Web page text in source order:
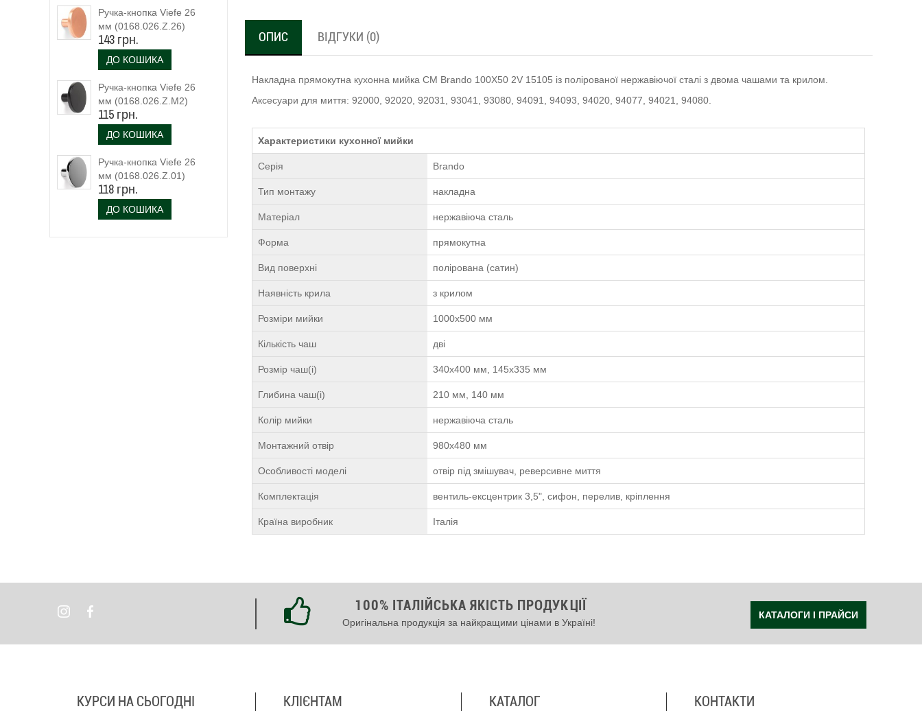
Ручка-кнопка Viefe 26
мм (0168.026.Z.26)
143 грн.
ДО КОШИКА
Ручка-кнопка Viefe 26
мм (0168.026.Z.M2)
чорний матовий
115 грн.
ДО КОШИКА
Ручка-кнопка Viefe 26
мм (0168.026.Z.01)
118 грн.
ДО КОШИКА
ОПИС ВІДГУКИ (0)
Накладна прямокутна кухонна мийка CM Brando 100Х50 2V 15105 із полірованої нержавіючої сталі з двома чашами та крилом.
Аксесуари для миття: 92000, 92020, 92031, 93041, 93080, 94091, 94093, 94020, 94077, 94021, 94080.
Характеристики кухонної мийки
Серія Brando
Тип монтажу накладна
Матеріал нержавіюча сталь
Форма прямокутна
Вид поверхні полірована (сатин)
Наявність крила з крилом
Розміри мийки 1000х500 мм
Кількість чаш дві
Розмір чаш(і) 340х400 мм, 145х335 мм
Глибина чаш(і) 210 мм, 140 мм
Колір мийки нержавіюча сталь
Монтажний отвір 980х480 мм
Особливості моделі отвір під змішувач, реверсивне миття
Комплектація вентиль-ексцентрик 3,5", сифон, перелив, кріплення
Країна виробник Італія
100% ІТАЛІЙСЬКА ЯКІСТЬ ПРОДУКЦІЇ
Оригінальна продукція за найкращими цінами в Україні!
КАТАЛОГИ І ПРАЙСИ
КУРСИ НА СЬОГОДНІ КЛІЄНТАМ КАТАЛОГ КОНТАКТИ